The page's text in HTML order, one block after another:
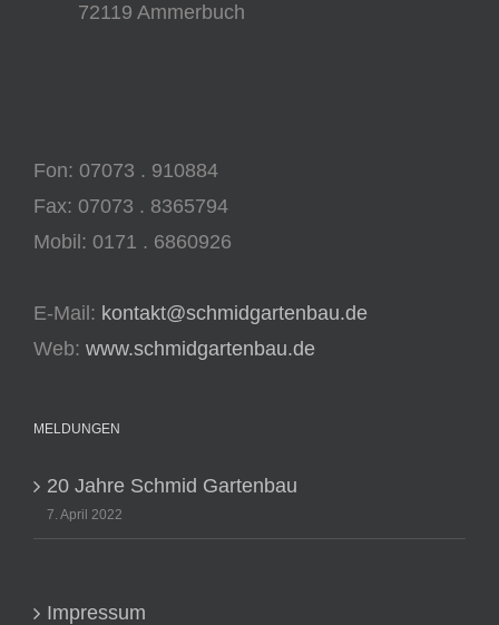
72119 Ammerbuch
Fon: 07073 . 910884
Fax: 07073 . 8365794
Mobil: 0171 . 6860926
E-Mail: kontakt@schmidgartenbau.de
Web: www.schmidgartenbau.de
MELDUNGEN
20 Jahre Schmid Gartenbau
7. April 2022
Impressum